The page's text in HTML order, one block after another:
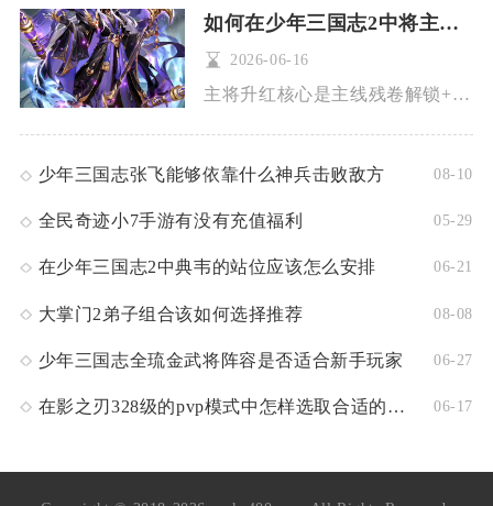
如何在少年三国志2中将主将培养为红将
2026-06-16
主将升红核心是主线残卷解锁+列传章节推进+材料集中投入+装备...
少年三国志张飞能够依靠什么神兵击败敌方 08-10
全民奇迹小7手游有没有充值福利 05-29
在少年三国志2中典韦的站位应该怎么安排 06-21
大掌门2弟子组合该如何选择推荐 08-08
少年三国志全琉金武将阵容是否适合新手玩家 06-27
在影之刃328级的pvp模式中怎样选取合适的技能搭配来取胜 06-17